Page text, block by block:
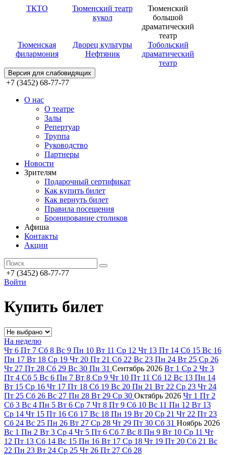
ТКТО
Тюменский театр
кукол
Тюменский
большой
драматический
театр
Тюменская
филармония
Дворец культуры
Нефтяник
Тобольский
драматический
театр
Версия для слабовидящих
+7 (3452) 68-77-77
О нас
О театре
Залы
Репертуар
Труппа
Руководство
Партнеры
Новости
Зрителям
Подарочный сертификат
Как купить билет
Как вернуть билет
Правила посещения
Бронирование столиков
Афиша
Контакты
Акции
+7 (3452) 68-77-77
Войти
Купить билет
На неделю
Чт 6 Пт 7 Сб 8 Вс 9 Пн 10 Вт 11 Ср 12 Чт 13 Пт 14 Сб 15 Вс 16
Пн 17 Вт 18 Ср 19 Чт 20 Пт 21 Сб 22 Вс 23 Пн 24 Вт 25 Ср 26
Чт 27 Пт 28 Сб 29 Вс 30 Пн 31 Сентябрь 2026 Вт 1 Ср 2 Чт 3
Пт 4 Сб 5 Вс 6 Пн 7 Вт 8 Ср 9 Чт 10 Пт 11 Сб 12 Вс 13 Пн 14
Вт 15 Ср 16 Чт 17 Пт 18 Сб 19 Вс 20 Пн 21 Вт 22 Ср 23 Чт 24
Пт 25 Сб 26 Вс 27 Пн 28 Вт 29 Ср 30 Октябрь 2026 Чт 1 Пт 2
Сб 3 Вс 4 Пн 5 Вт 6 Ср 7 Чт 8 Пт 9 Сб 10 Вс 11 Пн 12 Вт 13
Ср 14 Чт 15 Пт 16 Сб 17 Вс 18 Пн 19 Вт 20 Ср 21 Чт 22 Пт 23
Сб 24 Вс 25 Пн 26 Вт 27 Ср 28 Чт 29 Пт 30 Сб 31 Ноябрь 2026
Вс 1 Пн 2 Вт 3 Ср 4 Чт 5 Пт 6 Сб 7 Вс 8 Пн 9 Вт 10 Ср 11 Чт
12 Пт 13 Сб 14 Вс 15 Пн 16 Вт 17 Ср 18 Чт 19 Пт 20 Сб 21 Вс
22 Пн 23 Вт 24 Ср 25 Чт 26 Пт 27 Сб 28